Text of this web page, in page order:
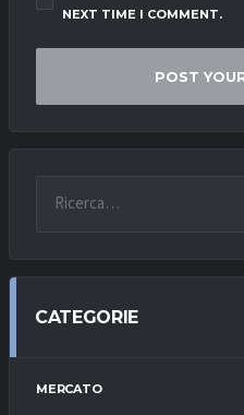
NEXT TIME I COMMENT.
CATEGORIE
MERCATO